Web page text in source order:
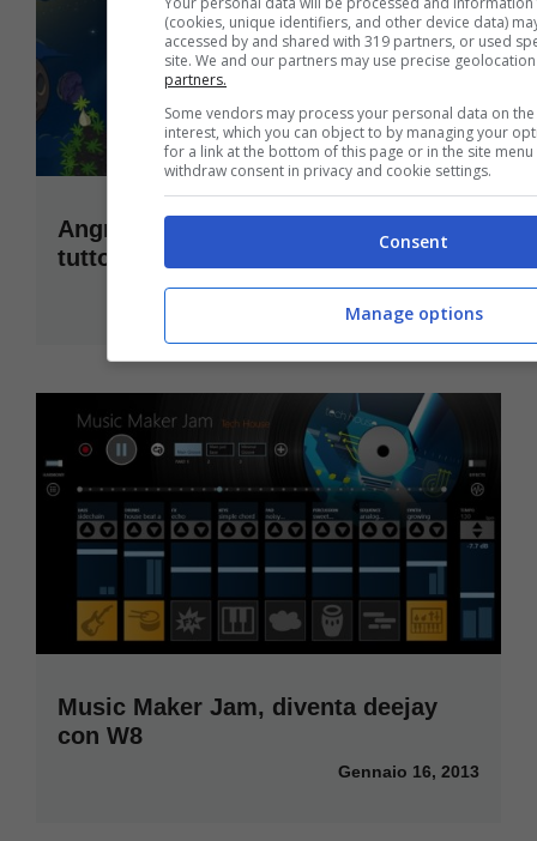
Angry Birds Space e Cut the Rope a
tutto touch!
Gennaio 16, 2013
Music Maker Jam, diventa deejay
con W8
Gennaio 16, 2013
(cookies, unique identifiers, and other device data)
accessed by and shared with 319 partners, or used
site. We and our partners may use precise
partners.
Some vendors may process your personal data on
interest, which you can object to by managing your
for a link at the bottom of this page or in the site
withdraw consent in privacy and cookie settings.
Consent
Manage options